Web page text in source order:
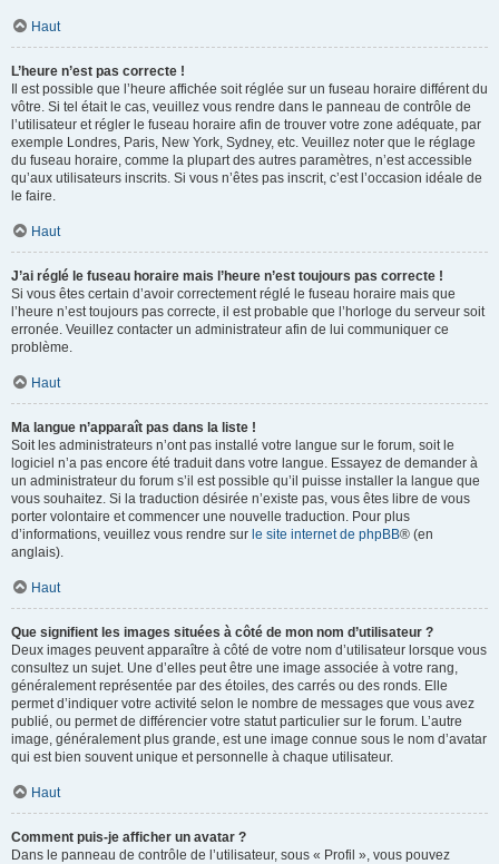
Haut
L’heure n’est pas correcte !
Il est possible que l’heure affichée soit réglée sur un fuseau horaire différent du
vôtre. Si tel était le cas, veuillez vous rendre dans le panneau de contrôle de
l’utilisateur et régler le fuseau horaire afin de trouver votre zone adéquate, par
exemple Londres, Paris, New York, Sydney, etc. Veuillez noter que le réglage
du fuseau horaire, comme la plupart des autres paramètres, n’est accessible
qu’aux utilisateurs inscrits. Si vous n’êtes pas inscrit, c’est l’occasion idéale de
le faire.
Haut
J’ai réglé le fuseau horaire mais l’heure n’est toujours pas correcte !
Si vous êtes certain d’avoir correctement réglé le fuseau horaire mais que
l’heure n’est toujours pas correcte, il est probable que l’horloge du serveur soit
erronée. Veuillez contacter un administrateur afin de lui communiquer ce
problème.
Haut
Ma langue n’apparaît pas dans la liste !
Soit les administrateurs n’ont pas installé votre langue sur le forum, soit le
logiciel n’a pas encore été traduit dans votre langue. Essayez de demander à
un administrateur du forum s’il est possible qu’il puisse installer la langue que
vous souhaitez. Si la traduction désirée n’existe pas, vous êtes libre de vous
porter volontaire et commencer une nouvelle traduction. Pour plus
d’informations, veuillez vous rendre sur le site internet de phpBB® (en
anglais).
Haut
Que signifient les images situées à côté de mon nom d’utilisateur ?
Deux images peuvent apparaître à côté de votre nom d’utilisateur lorsque vous
consultez un sujet. Une d’elles peut être une image associée à votre rang,
généralement représentée par des étoiles, des carrés ou des ronds. Elle
permet d’indiquer votre activité selon le nombre de messages que vous avez
publié, ou permet de différencier votre statut particulier sur le forum. L’autre
image, généralement plus grande, est une image connue sous le nom d’avatar
qui est bien souvent unique et personnelle à chaque utilisateur.
Haut
Comment puis-je afficher un avatar ?
Dans le panneau de contrôle de l’utilisateur, sous « Profil », vous pouvez